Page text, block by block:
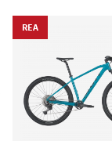
REA